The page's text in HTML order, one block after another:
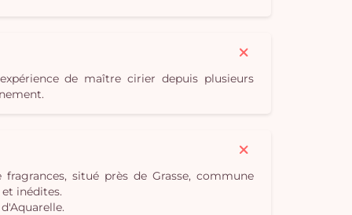
de maître cirier depuis plusieurs
situé près de Grasse, commune
inédites.